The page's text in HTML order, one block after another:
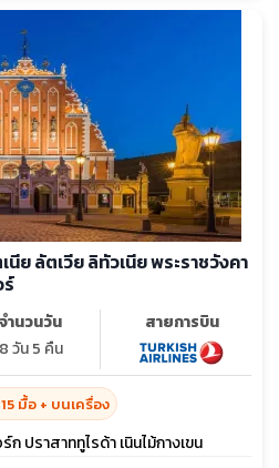
ย ลัตเวีย ลิทัวเนีย พระราชวังคา
ร์
จำนวนวัน
8 วัน 5 คืน
สายการบิน
มื้อ + บนเครื่อง
ก ปราสาททูไรด้า เนินไม้กางเขน